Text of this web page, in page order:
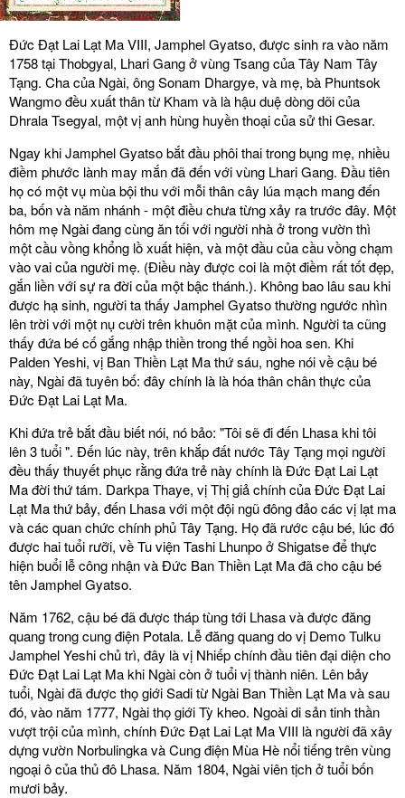
Đức Đạt Lai Lạt Ma VIII, Jamphel Gyatso, được sinh ra vào năm
1758 tại Thobgyal, Lhari Gang ở vùng Tsang của Tây Nam Tây
Tạng. Cha của Ngài, ông Sonam Dhargye, và mẹ, bà Phuntsok
Wangmo đều xuất thân từ Kham và là hậu duệ dòng dõi của
Dhrala Tsegyal, một vị anh hùng huyền thoại của sử thi Gesar.
Ngay khi Jamphel Gyatso bắt đầu phôi thai trong bụng mẹ, nhiều
điềm phước lành may mắn đã đến với vùng Lhari Gang. Đầu tiên
họ có một vụ mùa bội thu với mỗi thân cây lúa mạch mang đến
ba, bốn và năm nhánh - một điều chưa từng xảy ra trước đây. Một
hôm mẹ Ngài đang cùng ăn tối với người nhà ở trong vườn thì
một cầu vồng khổng lồ xuất hiện, và một đầu của cầu vồng chạm
vào vai của người mẹ. (Điều này được coi là một điềm rất tốt đẹp,
gắn liền với sự ra đời của một bậc thánh.). Không bao lâu sau khi
được hạ sinh, người ta thấy Jamphel Gyatso thường ngước nhìn
lên trời với một nụ cười trên khuôn mặt của mình. Người ta cũng
thấy đứa bé cố gắng nhập thiền trong thế ngồi hoa sen. Khi
Palden Yeshi, vị Ban Thiền Lạt Ma thứ sáu, nghe nói về cậu bé
này, Ngài đã tuyên bố: đây chính là là hóa thân chân thực của
Đức Đạt Lai Lạt Ma.
Khi đứa trẻ bắt đầu biết nói, nó bảo: "Tôi sẽ đi đến Lhasa khi tôi
lên 3 tuổi ". Đến lúc này, trên khắp đất nước Tây Tạng mọi người
đều thấy thuyết phục rằng đứa trẻ này chính là Đức Đạt Lai Lạt
Ma đời thứ tám. Darkpa Thaye, vị Thị giả chính của Đức Đạt Lai
Lạt Ma thứ bảy, đến Lhasa với một đội ngũ đông đảo các vị lạt ma
và các quan chức chính phủ Tây Tạng. Họ đã rước cậu bé, lúc đó
được hai tuổi rưỡi, về Tu viện Tashi Lhunpo ở Shigatse để thực
hiện buổi lễ công nhận và Đức Ban Thiền Lạt Ma đã cho cậu bé
tên Jamphel Gyatso.
Năm 1762, cậu bé đã được tháp tùng tới Lhasa và được đăng
quang trong cung điện Potala. Lễ đăng quang do vị Demo Tulku
Jamphel Yeshi chủ trì, đây là vị Nhiếp chính đầu tiên đại diện cho
Đức Đạt Lai Lạt Ma khi Ngài còn ở tuổi vị thành niên. Lên bảy
tuổi, Ngài đã được thọ giới Sadi từ Ngài Ban Thiền Lạt Ma và sau
đó, vào năm 1777, Ngài thọ giới Tỳ kheo. Ngoài di sản tinh thần
vượt trội của mình, chính Đức Đạt Lai Lạt Ma VIII là người đã xây
dựng vườn Norbulingka và Cung điện Mùa Hè nổi tiếng trên vùng
ngoại ô của thủ đô Lhasa. Năm 1804, Ngài viên tịch ở tuổi bốn
mươi bảy.